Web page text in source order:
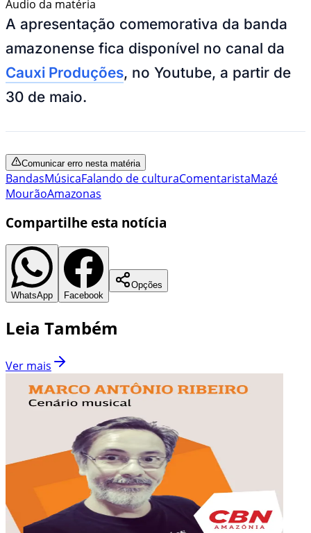
Áudio da matéria
A apresentação comemorativa da banda
amazonense fica disponível no canal da
Cauxi Produções, no Youtube, a partir de
30 de maio.
Comunicar erro nesta matéria
BandasMúsicaFalando de culturaComentaristaMazé
MourãoAmazonas
Compartilhe esta notícia
WhatsApp Facebook
Opções
Leia Também
Ver mais